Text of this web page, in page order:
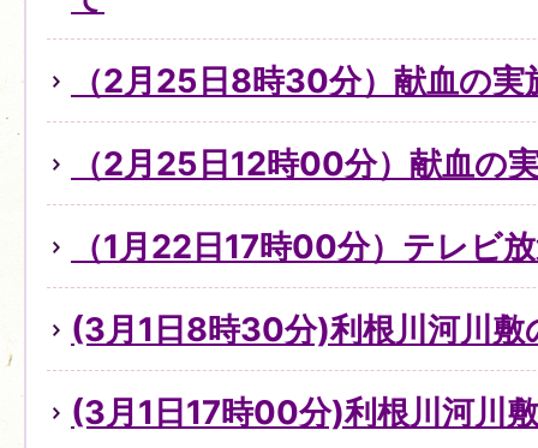
（2月25日8時30分）献血の
（2月25日12時00分）献血の
（1月22日17時00分）テレビ
(3月1日8時30分)利根川河川敷
(3月1日17時00分)利根川河川